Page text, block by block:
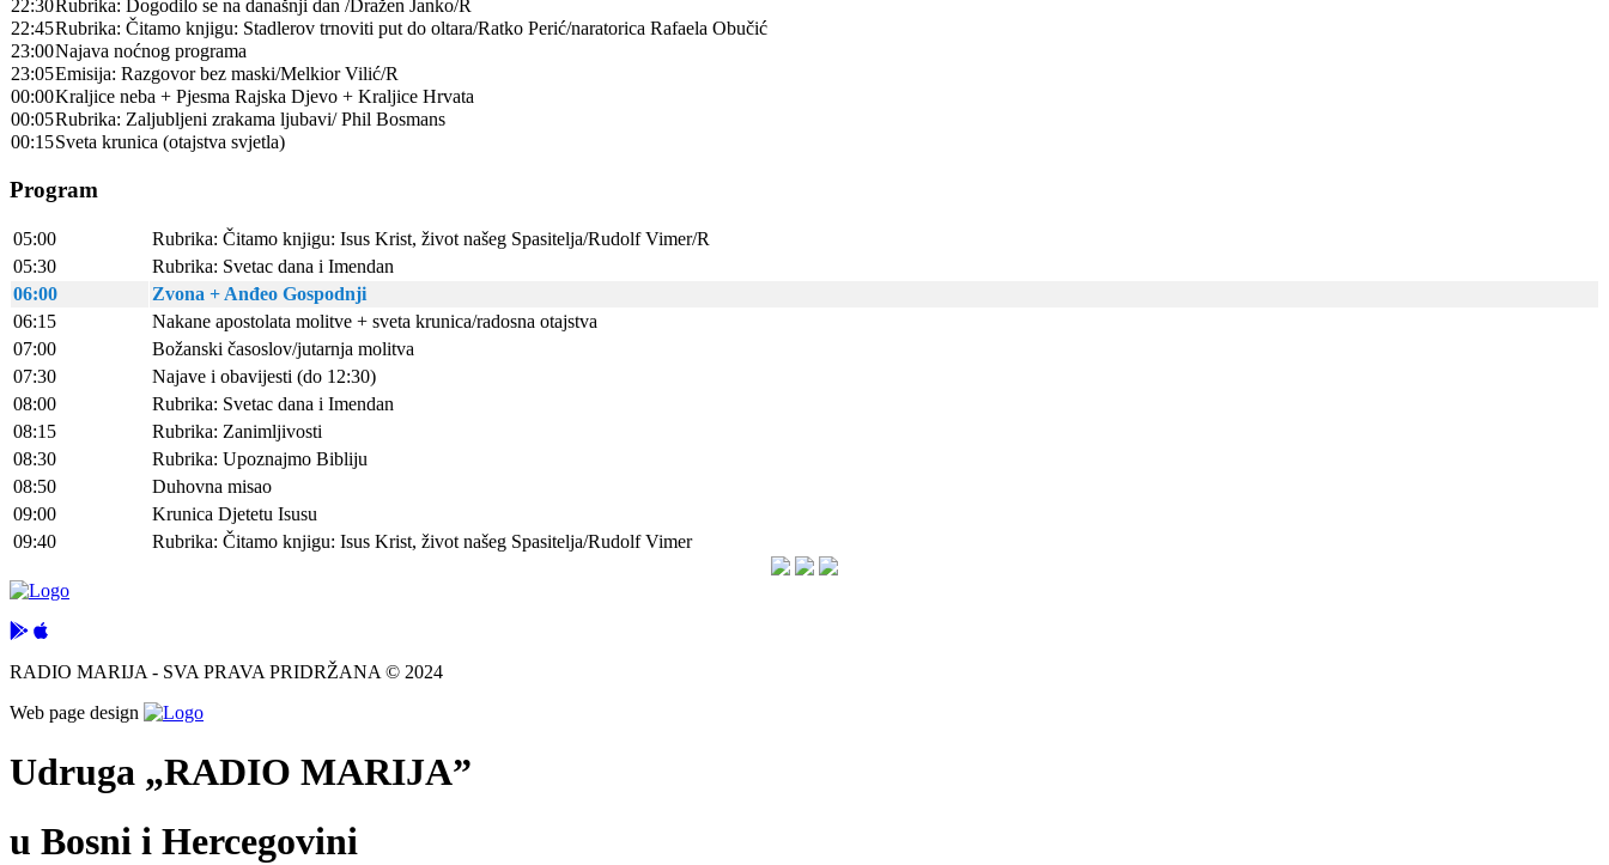
22:30Rubrika: Dogodilo se na današnji dan /Dražen Janko/R
22:45Rubrika: Čitamo knjigu: Stadlerov trnoviti put do oltara/Ratko Perić/naratorica Rafaela Obučić
23:00Najava noćnog programa
23:05Emisija: Razgovor bez maski/Melkior Vilić/R
00:00Kraljice neba + Pjesma Rajska Djevo + Kraljice Hrvata
00:05Rubrika: Zaljubljeni zrakama ljubavi/ Phil Bosmans
00:15Sveta krunica (otajstva svjetla)
Program
05:00
Rubrika: Čitamo knjigu: Isus Krist, život našeg Spasitelja/Rudolf Vimer/R
05:30
Rubrika: Svetac dana i Imendan
06:00
Zvona + Anđeo Gospodnji
06:15
Nakane apostolata molitve + sveta krunica/radosna otajstva
07:00
Božanski časoslov/jutarnja molitva
07:30
Najave i obavijesti (do 12:30)
08:00
Rubrika: Svetac dana i Imendan
08:15
Rubrika: Zanimljivosti
08:30
Rubrika: Upoznajmo Bibliju
08:50
Duhovna misao
09:00
Krunica Djetetu Isusu
09:40
Rubrika: Čitamo knjigu: Isus Krist, život našeg Spasitelja/Rudolf Vimer
RADIO MARIJA - SVA PRAVA PRIDRŽANA © 2024
Web page design
Udruga „RADIO MARIJA”
u Bosni i Hercegovini